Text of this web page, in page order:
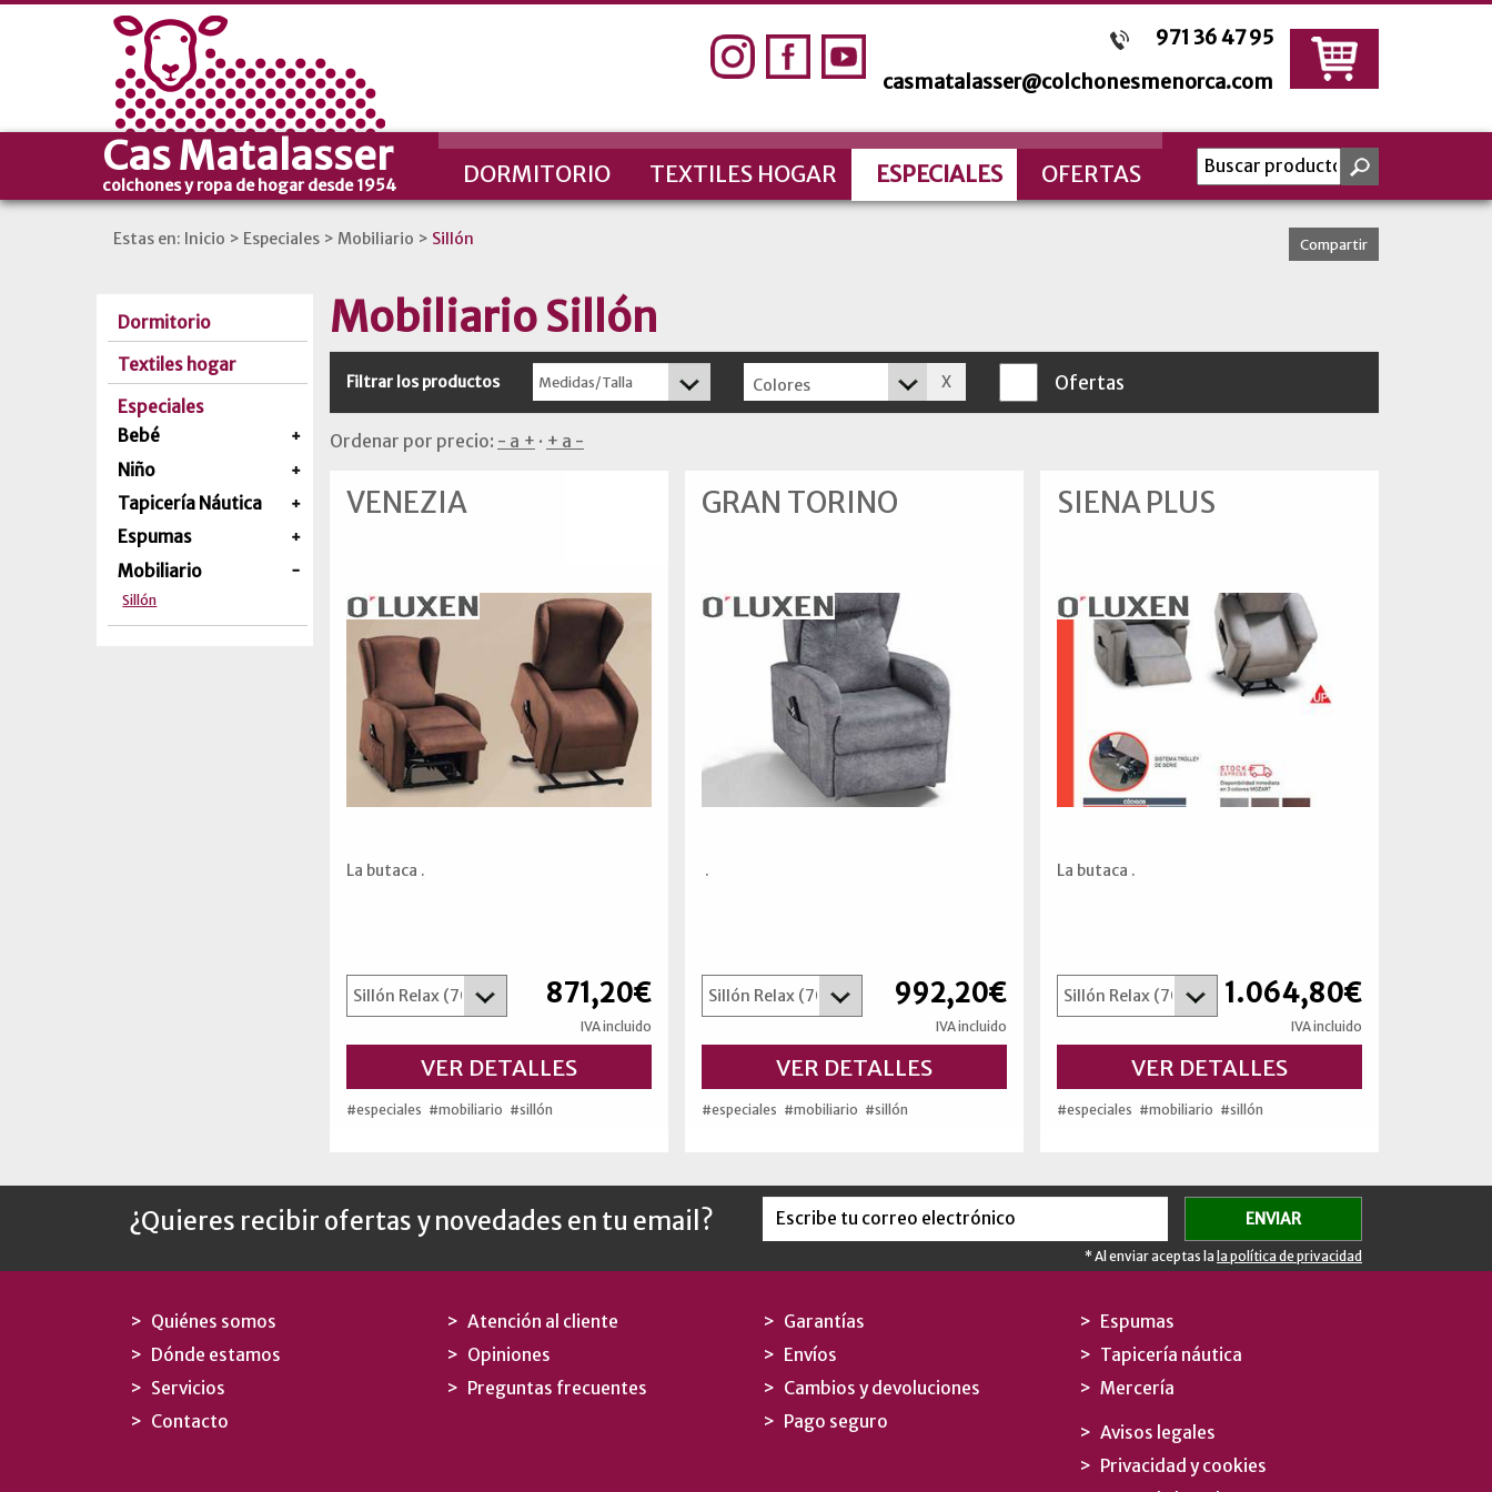
971 36 47 95
casmatalasser@colchonesmenorca.com
Cas Matalasser
colchones y ropa de hogar desde 1954 DORMITORIO TEXTILES HOGAR ESPECIALES OFERTAS
Estas en: Inicio > Especiales > Mobiliario > Sillón Compartir
Dormitorio
Textiles hogar
Especiales
Bebé
Niño
Tapicería Náutica
Espumas
Mobiliario
Sillón
Mobiliario Sillón
Filtrar los productos Colores Ofertas
Ordenar por precio: - a + · + a -
VENEZIA
La butaca .
871,20€
IVA incluido
VER DETALLES
#especiales #mobiliario #sillón
GRAN TORINO
.
992,20€
IVA incluido
VER DETALLES
#especiales #mobiliario #sillón
SIENA PLUS
La butaca .
1.064,80€
IVA incluido
VER DETALLES
#especiales #mobiliario #sillón
¿Quieres recibir ofertas y novedades en tu email?
* Al enviar aceptas la la política de privacidad
Quiénes somos
Dónde estamos
Servicios
Contacto
Atención al cliente
Opiniones
Preguntas frecuentes
Garantías
Envíos
Cambios y devoluciones
Pago seguro
Espumas
Tapicería náutica
Mercería
Avisos legales
Privacidad y cookies